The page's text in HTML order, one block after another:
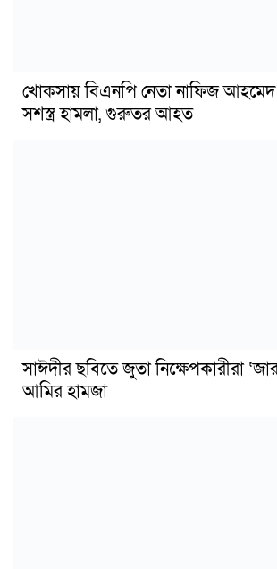
খোকসায় বিএনপি নেতা নাফিজ
সশস্ত্র হামলা, গুরুতর আহত
সাঈদীর ছবিতে জুতা নিক্ষেপকারীরা
আমির হামজা